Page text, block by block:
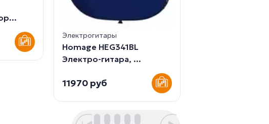
Электрогитары
Homage HEG341BL
Электро-гитара, ...
11970 руб